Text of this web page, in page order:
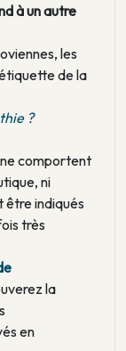
à un autre
les
de la
?
comportent
ni
être indiqués
très
la
en